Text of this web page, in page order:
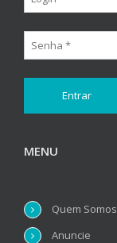
MENU
Quem Somos
Anuncie